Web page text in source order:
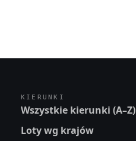
KIERUNKI
Wszystkie kierunki (A–Z)
Loty wg krajów